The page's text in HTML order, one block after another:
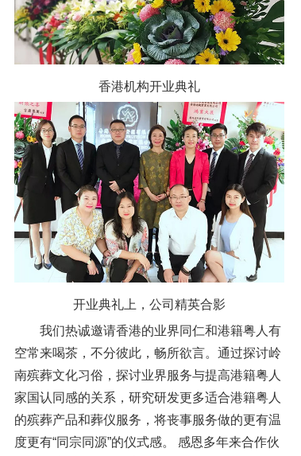
香港机构开业典礼
开业典礼上，公司精英合影
我们热诚邀请香港的业界同仁和港籍粤人有
空常来喝茶，不分彼此，畅所欲言。通过探讨岭
南殡葬文化习俗，探讨业界服务与提高港籍粤人
家国认同感的关系，研究研发更多适合港籍粤人
的殡葬产品和葬仪服务，将丧事服务做的更有温
度更有“同宗同源”的仪式感。 感恩多年来合作伙